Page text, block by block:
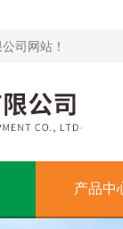
司网站！
产品中